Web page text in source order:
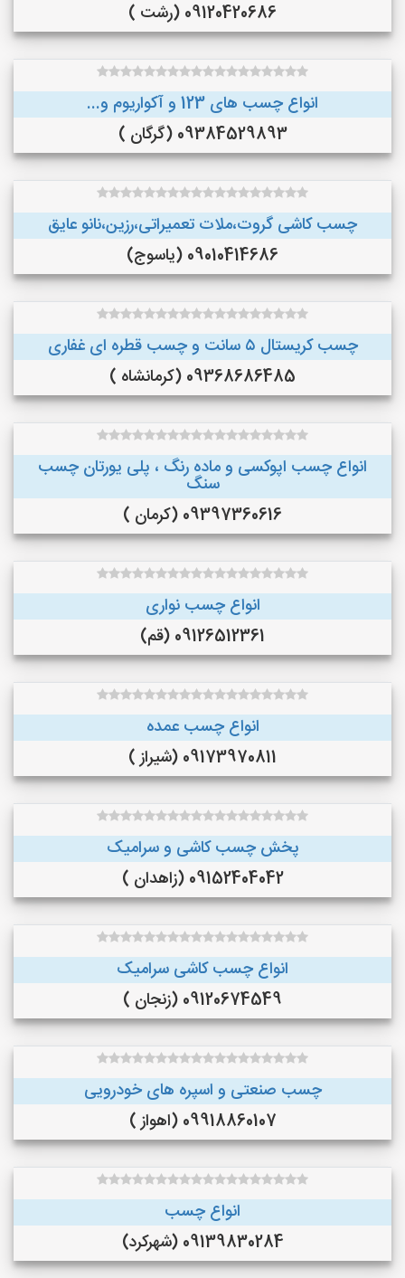
09120420686 (رشت )
انواع چسب های 123 و آکواریوم و...
09384529893 (گرگان )
چسب کاشی گروت،ملات تعمیراتی،رزین،نانو عایق
09010414686 (یاسوج)
چسب کریستال ۵ سانت و چسب قطره ای غفاری
09368686485 (کرمانشاه )
انواع چسب اپوکسی و ماده رنگ ، پلی یورتان چسب
سنگ
09397360616 (کرمان )
انواع چسب نواری
09126512361 (قم)
انواع چسب عمده
09173970811 (شیراز )
پخش چسب کاشی و سرامیک
09152404042 (زاهدان )
انواع چسب کاشی سرامیک
09120674549 (زنجان )
چسب صنعتی و اسپره های خودرویی
09918860107 (اهواز )
انواع چسب
09139830284 (شهرکرد)